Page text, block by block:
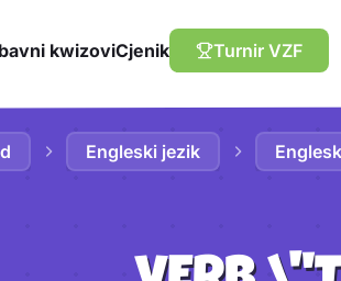
kwizoviCjenik Turnir VZF
Engleski jezik